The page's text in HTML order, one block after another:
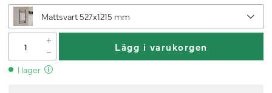
Mattsvart 527x1215 mm
Lägg i varukorgen
I lager